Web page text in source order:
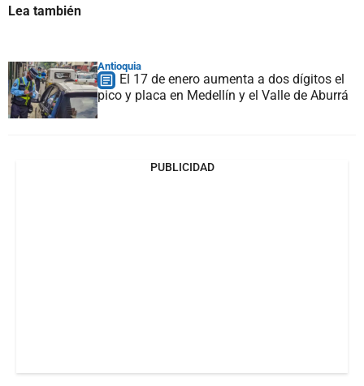
Lea también
Antioquia
El 17 de enero aumenta a dos dígitos el
pico y placa en Medellín y el Valle de Aburrá
PUBLICIDAD